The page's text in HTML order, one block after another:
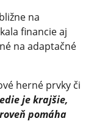
na
financie aj
na adaptačné
herné prvky či
je krajšie,
pomáha